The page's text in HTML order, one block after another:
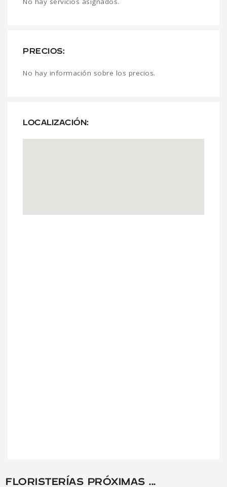
PRECIOS:
No hay información sobre los precios.
LOCALIZACIÓN:
FLORISTERÍAS PRÓXIMAS ...